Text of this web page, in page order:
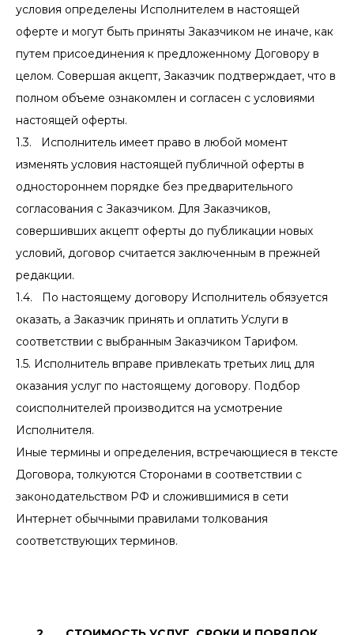
условия определены Исполнителем в настоящей
оферте и могут быть приняты Заказчиком не иначе, как
путем присоединения к предложенному Договору в
целом. Совершая акцепт, Заказчик подтверждает, что в
полном объеме ознакомлен и согласен с условиями
настоящей оферты.
1.3. Исполнитель имеет право в любой момент
изменять условия настоящей публичной оферты в
одностороннем порядке без предварительного
согласования с Заказчиком. Для Заказчиков,
совершивших акцепт оферты до публикации новых
условий, договор считается заключенным в прежней
редакции.
1.4. По настоящему договору Исполнитель обязуется
оказать, а Заказчик принять и оплатить Услуги в
соответствии с выбранным Заказчиком Тарифом.
1.5. Исполнитель вправе привлекать третьих лиц для
оказания услуг по настоящему договору. Подбор
соисполнителей производится на усмотрение
Исполнителя.
Иные термины и определения, встречающиеся в тексте
Договора, толкуются Сторонами в соответствии с
законодательством РФ и сложившимися в сети
Интернет обычными правилами толкования
соответствующих терминов.